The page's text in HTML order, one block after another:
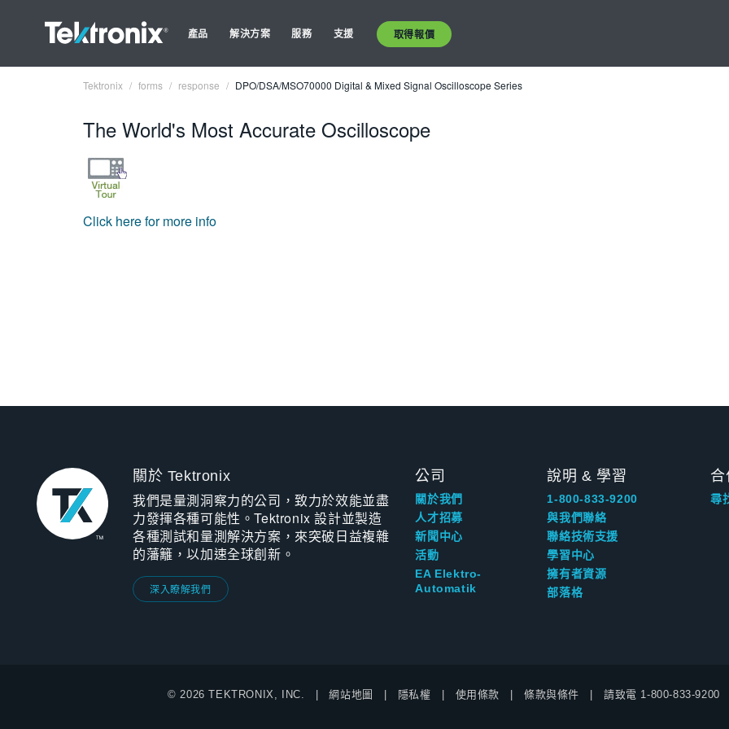
產品 解決方案 服務 支援 取得報價
Tektronix forms response DPO/DSA/MSO70000 Digital & Mixed Signal Oscilloscope Series
The World's Most Accurate Oscilloscope
Click here for more info
關於 Tektronix
我們是量測洞察力的公司，致力於效能並盡
力發揮各種可能性。Tektronix 設計並製造
各種測試和量測解決方案，來突破日益複雜
的藩籬，以加速全球創新。
深入瞭解我們
公司
關於我們
人才招募
新聞中心
活動
EA Elektro-
Automatik
說明 & 學習
1-800-833-9200
與我們聯絡
聯絡技術支援
學習中心
擁有者資源
部落格
合
尋
© 2026 TEKTRONIX, INC. 網站地圖 隱私權 使用條款 條款與條件 請致電 1-800-833-9200